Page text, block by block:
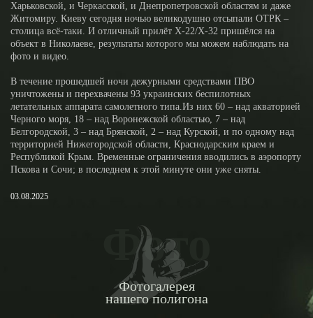
Харьковской, и Черкасской, и Днепропетровской областям и даже
Житомиру. Киеву сегодня ночью великодушно отсыпали ОТРК –
столица всё-таки. И отличный прилёт Х-22/Х-32 пришёлся на
объект в Николаеве, результаты которого мы можем наблюдать на
фото и видео.
В течение прошедшей ночи дежурными средствами ПВО
уничтожены и перехвачены 93 украинских беспилотных
летательных аппарата самолетного типа.Из них 60 – над акваторией
Черного моря, 18 – над Воронежской областью, 7 – над
Белгородской, 3 – над Брянской, 2 – над Курской, и по одному над
территорией Нижегородской области, Краснодарским краем и
Республикой Крым. Временные ограничения вводились в аэропорту
Пскова и Сочи; в последнем к этой минуте они уже сняты.
03.08.2025
Фото
Фотогалерея
нашего полигона